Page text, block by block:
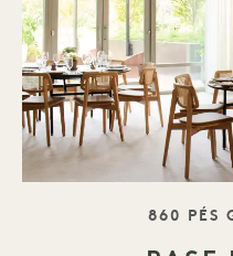
SLOGAN
860 PÉS